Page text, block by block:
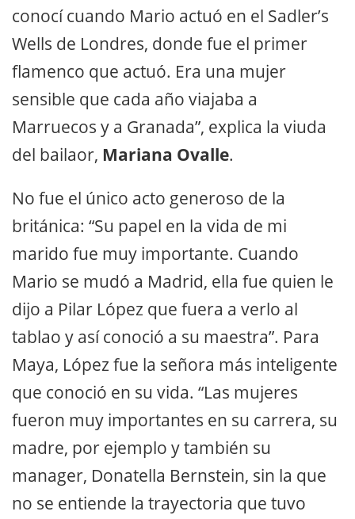
conocí cuando Mario actuó en el Sadler’s
Wells de Londres, donde fue el primer
flamenco que actuó. Era una mujer
sensible que cada año viajaba a
Marruecos y a Granada”, explica la viuda
del bailaor, Mariana Ovalle.
No fue el único acto generoso de la
británica: “Su papel en la vida de mi
marido fue muy importante. Cuando
Mario se mudó a Madrid, ella fue quien le
dijo a Pilar López que fuera a verlo al
tablao y así conoció a su maestra”. Para
Maya, López fue la señora más inteligente
que conoció en su vida. “Las mujeres
fueron muy importantes en su carrera, su
madre, por ejemplo y también su
manager, Donatella Bernstein, sin la que
no se entiende la trayectoria que tuvo